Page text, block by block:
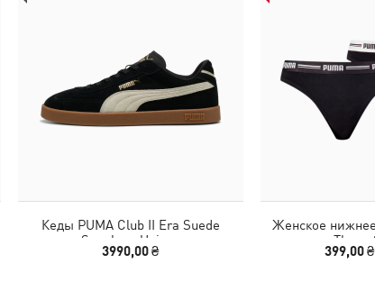
Кеды PUMA Club II Era Suede
Sneakers Unisex
3990,00 ₴
Женское
Thong
399,00 ₴